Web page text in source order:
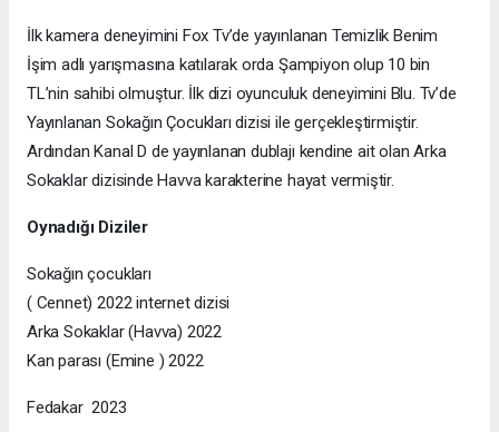
İlk kamera deneyimini Fox Tv’de yayınlanan Temizlik Benim
İşim adlı yarışmasına katılarak orda Şampiyon olup 10 bin
TL’nin sahibi olmuştur. İlk dizi oyunculuk deneyimini Blu. Tv’de
Yayınlanan Sokağın Çocukları dizisi ile gerçekleştirmiştir.
Ardından Kanal D de yayınlanan dublajı kendine ait olan Arka
Sokaklar dizisinde Havva karakterine hayat vermiştir.
Oynadığı Diziler
Sokağın çocukları
( Cennet) 2022 internet dizisi
Arka Sokaklar (Havva) 2022
Kan parası (Emine ) 2022
Fedakar 2023